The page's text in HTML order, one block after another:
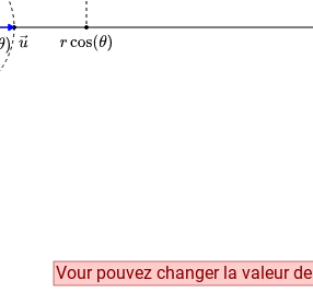
Vour pouvez changer la valeur de